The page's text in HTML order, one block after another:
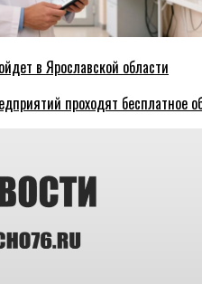
в Ярославской области
проходят бесплатное